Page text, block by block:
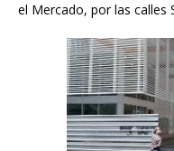
el Mercado, por las calles